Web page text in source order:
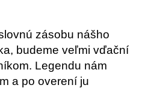
zásobu nášho
budeme veľmi vďační
Legendu nám
a po overení ju